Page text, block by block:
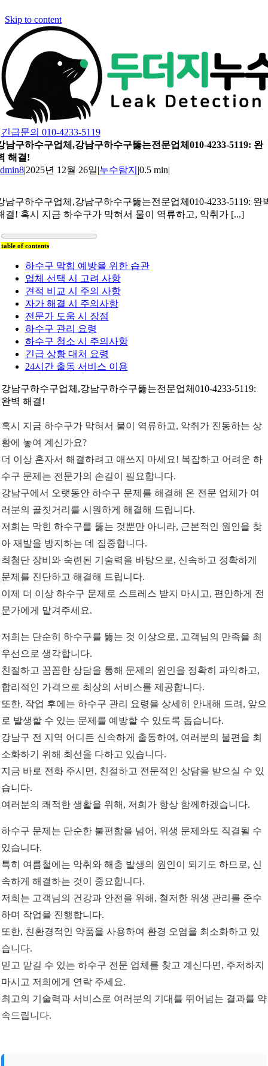
Skip to content
긴급문의 010-4233-5119
남구하수구업체,강남구하수구뚫는전문업체010-4233-5119: 완
해결!
|2025년 12월 26일|누수탐지 |0.5 min|
남구하수구업체,강남구하수구뚫는전문업체010-4233-5119: 완
결! 혹시 지금 하수구가 막혀서 물이 역류하고, 악취가 [...]
table of contents
하수구 막힘 예방을 위한 습관
업체 선택 시 고려 사항
견적 비교 시 주의 사항
자가 해결 시 주의사항
전문가 도움 시 장점
하수구 관리 요령
하수구 청소 시 주의사항
긴급 상황 대처 요령
24시간 출동 서비스 이용
강남구하수구업체,강남구하수구뚫는전문업체010-4233-5119:
완벽 해결!
혹시 지금 하수구가 막혀서 물이 역류하고, 악취가 진동하는 상
황에 놓여 계신가요?
더 이상 혼자서 해결하려고 애쓰지 마세요! 복잡하고 어려운 하
수구 문제는 전문가의 손길이 필요합니다.
강남구에서 오랫동안 하수구 문제를 해결해 온 전문 업체가 여
러분의 골칫거리를 시원하게 해결해 드립니다.
저희는 막힌 하수구를 뚫는 것뿐만 아니라, 근본적인 원인을 찾
아 재발을 방지하는 데 집중합니다.
최첨단 장비와 숙련된 기술력을 바탕으로, 신속하고 정확하게
문제를 진단하고 해결해 드립니다.
이제 더 이상 하수구 문제로 스트레스 받지 마시고, 편안하게 전
문가에게 맡겨주세요.
저희는 단순히 하수구를 뚫는 것 이상으로, 고객님의 만족을 최
우선으로 생각합니다.
친절하고 꼼꼼한 상담을 통해 문제의 원인을 정확히 파악하고,
합리적인 가격으로 최상의 서비스를 제공합니다.
또한, 작업 후에는 하수구 관리 요령을 상세히 안내해 드려, 앞으
로 발생할 수 있는 문제를 예방할 수 있도록 돕습니다.
강남구 전 지역 어디든 신속하게 출동하여, 여러분의 불편을 최
소화하기 위해 최선을 다하고 있습니다.
지금 바로 전화 주시면, 친절하고 전문적인 상담을 받으실 수 있
습니다.
여러분의 쾌적한 생활을 위해, 저희가 항상 함께하겠습니다.
하수구 문제는 단순한 불편함을 넘어, 위생 문제와도 직결될 수
있습니다.
특히 여름철에는 악취와 해충 발생의 원인이 되기도 하므로, 신
속하게 해결하는 것이 중요합니다.
저희는 고객님의 건강과 안전을 위해, 철저한 위생 관리를 준수
하며 작업을 진행합니다.
또한, 친환경적인 약품을 사용하여 환경 오염을 최소화하고 있
습니다.
믿고 맡길 수 있는 하수구 전문 업체를 찾고 계신다면, 주저하지
마시고 저희에게 연락 주세요.
최고의 기술력과 서비스로 여러분의 기대를 뛰어넘는 결과를 약
속드립니다.